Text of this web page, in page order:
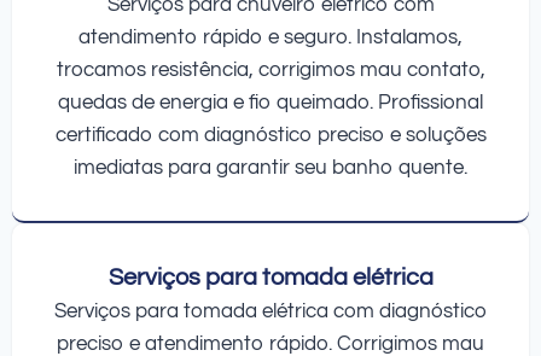
atendimento rápido e seguro. Instalamos,
trocamos resistência, corrigimos mau contato,
quedas de energia e fio queimado. Profissional
certificado com diagnóstico preciso e soluções
imediatas para garantir seu banho quente.
Serviços para tomada elétrica
Serviços para tomada elétrica com diagnóstico
preciso e atendimento rápido. Corrigimos mau